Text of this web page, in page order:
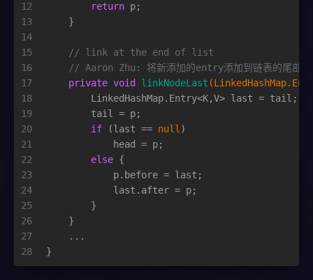
12
13
14
15
16
17
18
19
20
21
22
23
24
25
26
27
28
return p;
    }
// link at the end of list
// Aaron Zhu: 将新添加的entry添加到链表的尾部
private void linkNodeLast
        LinkedHashMap.Entry<K,V> last = tail;
        tail = p;
if (last == null )
            head = p;
else {
            p.before = last;
            last.after = p;
        }
    }
    ...
}